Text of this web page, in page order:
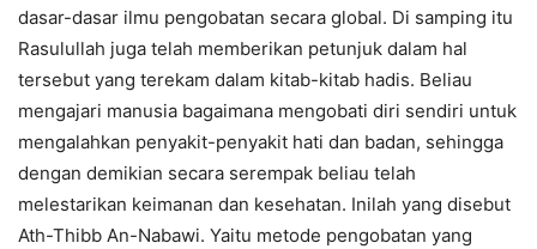
dasar-dasar ilmu pengobatan secara global. Di samping itu
Rasulullah juga telah memberikan petunjuk dalam hal
tersebut yang terekam dalam kitab-kitab hadis. Beliau
mengajari manusia bagaimana mengobati diri sendiri untuk
mengalahkan penyakit-penyakit hati dan badan, sehingga
dengan demikian secara serempak beliau telah
melestarikan keimanan dan kesehatan. Inilah yang disebut
Ath-Thibb An-Nabawi. Yaitu metode pengobatan yang